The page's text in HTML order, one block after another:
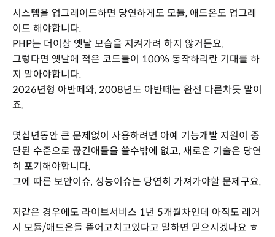
시스템을 업그레이드하면 당연하게도 모듈, 애드온도 업그레
이드 해야합니다.
PHP는 더이상 옛날 모습을 지켜가려 하지 않거든요.
그렇다면 옛날에 적은 코드들이 100% 동작하리란 기대를 하
지 말아야합니다.
2026년형 아반떼와, 2008년도 아반떼는 완전 다른차듯 말이
죠.
몇십년동안 큰 문제없이 사용하려면 아예 기능개발 지원이 중
단된 수준으로 끊긴애들을 쓸수밖에 없고, 새로운 기술은 당연
히 포기해야합니다.
그에 따른 보안이슈, 성능이슈는 당연히 가져가야할 문제구요.
저같은 경우에도 라이브서비스 1년 5개월차인데 아직도 레거
시 모듈/애드온들 뜯어고치고있다고 말하면 믿으시겠나요 ㅎ